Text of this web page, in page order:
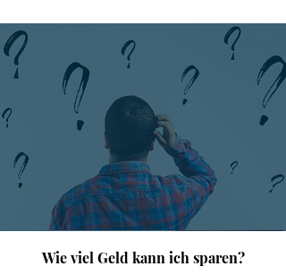
Wie viel Geld kann ich sparen?